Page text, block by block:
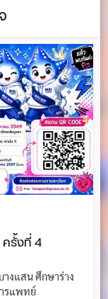
รั้งที่ 4
งแสน ศึกษาร่าง
รแพทย์